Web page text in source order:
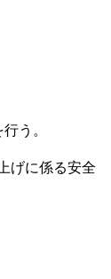
う。
げに係る安全